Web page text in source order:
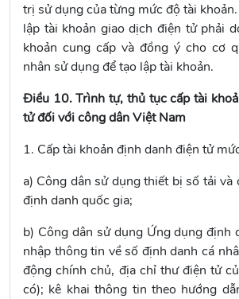
trị sử dụng của từng mức độ tài
lập tài khoản giao dịch điện tử phải
khoản cung cấp và đồng ý cho cơ
nhân sử dụng để tạo lập tài khoản.
Điều 10. Trình tự, thủ tục cấp tài
tử đối với công dân Việt Nam
1. Cấp tài khoản định danh điện tử
a) Công dân sử dụng thiết bị số tải và
định danh quốc gia;
b) Công dân sử dụng Ứng dụng định
nhập thông tin về số định danh cá
động chính chủ, địa chỉ thư điện tử
có); kê khai thông tin theo hướng